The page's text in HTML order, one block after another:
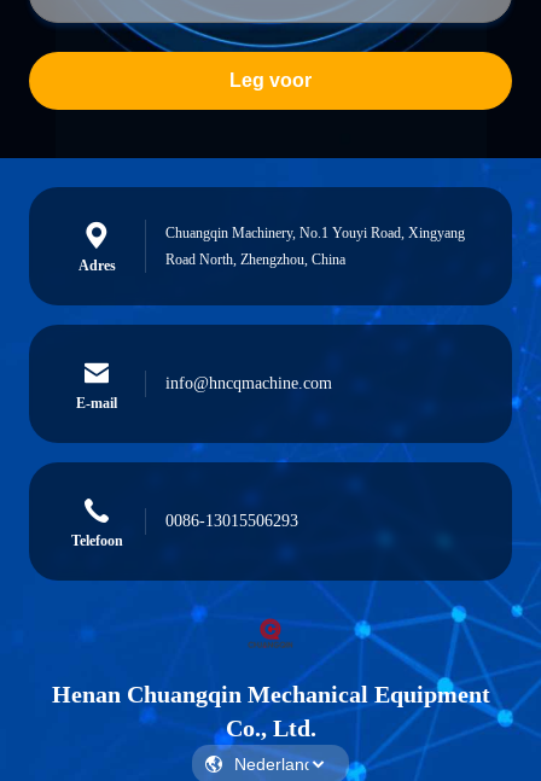
Leg voor
Adres
Chuangqin Machinery, No.1 Youyi Road, Xingyang
Road North, Zhengzhou, China
E-mail
info@hncqmachine.com
Telefoon
0086-13015506293
Henan Chuangqin Mechanical Equipment
Co., Ltd.